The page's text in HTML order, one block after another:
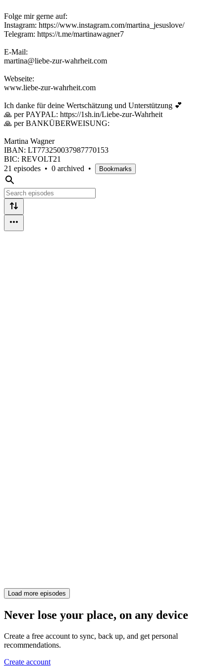
Folge mir gerne auf:
Instagram: https://www.instagram.com/martina_jesuslove/
Telegram: https://t.me/martinawagner7
E-Mail:
martina@liebe-zur-wahrheit.com
Webseite:
www.liebe-zur-wahrheit.com
Ich danke für deine Wertschätzung und Unterstützung 💕
🙏 per PAYPAL: https://1sh.in/Liebe-zur-Wahrheit
🙏 per BANKÜBERWEISUNG:
Martina Wagner
IBAN: LT773250037987770153
BIC: REVOLT21
21 episodes • 0 archived • Bookmarks
Load more episodes
Never lose your place, on any device
Create a free account to sync, back up, and get personal
recommendations.
Create account